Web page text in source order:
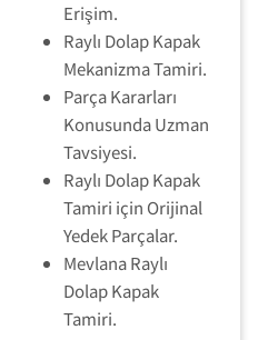
Erişim.
Raylı Dolap Kapak
Mekanizma Tamiri.
Parça Kararları
Konusunda Uzman
Tavsiyesi.
Raylı Dolap Kapak
Tamiri için Orijinal
Yedek Parçalar.
Mevlana Raylı
Dolap Kapak
Tamiri.